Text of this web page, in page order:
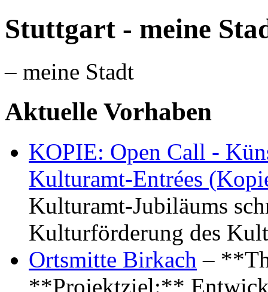
Stuttgart - meine
– meine Stadt
Aktuelle Vorhaben
KOPIE: Open Call -
Kulturamt-Entrées
Kulturamt-Jubiläums
Kulturförderung des
Ortsmitte Birkach –
**Projektziel:**